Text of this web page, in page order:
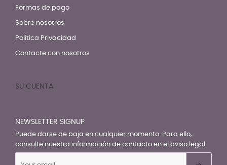
Formas de pago
Sobre nosotros
Política Privacidad
Contacte con nosotros
SU CUENTA
NEWSLETTER SIGNUP
Puede darse de baja en cualquier momento. Para ello,
consulte nuestra información de contacto en el aviso legal.